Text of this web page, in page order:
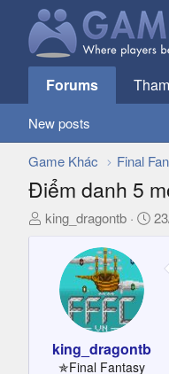
Forums
New posts
Game Khác Final
Điểm danh 5
T
king_dragontb
N
king_dragontb
✯Final Fantasy